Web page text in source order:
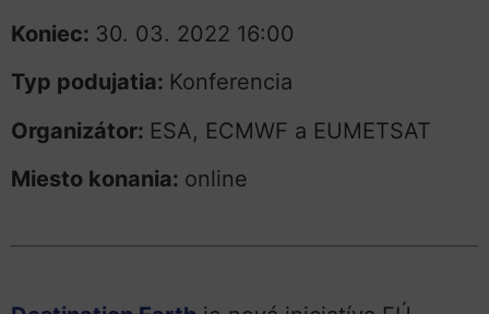
Koniec: 30. 03. 2022 16:00
Typ podujatia: Konferencia
Organizátor: ESA, ECMWF a EUMETSAT
Miesto konania: online